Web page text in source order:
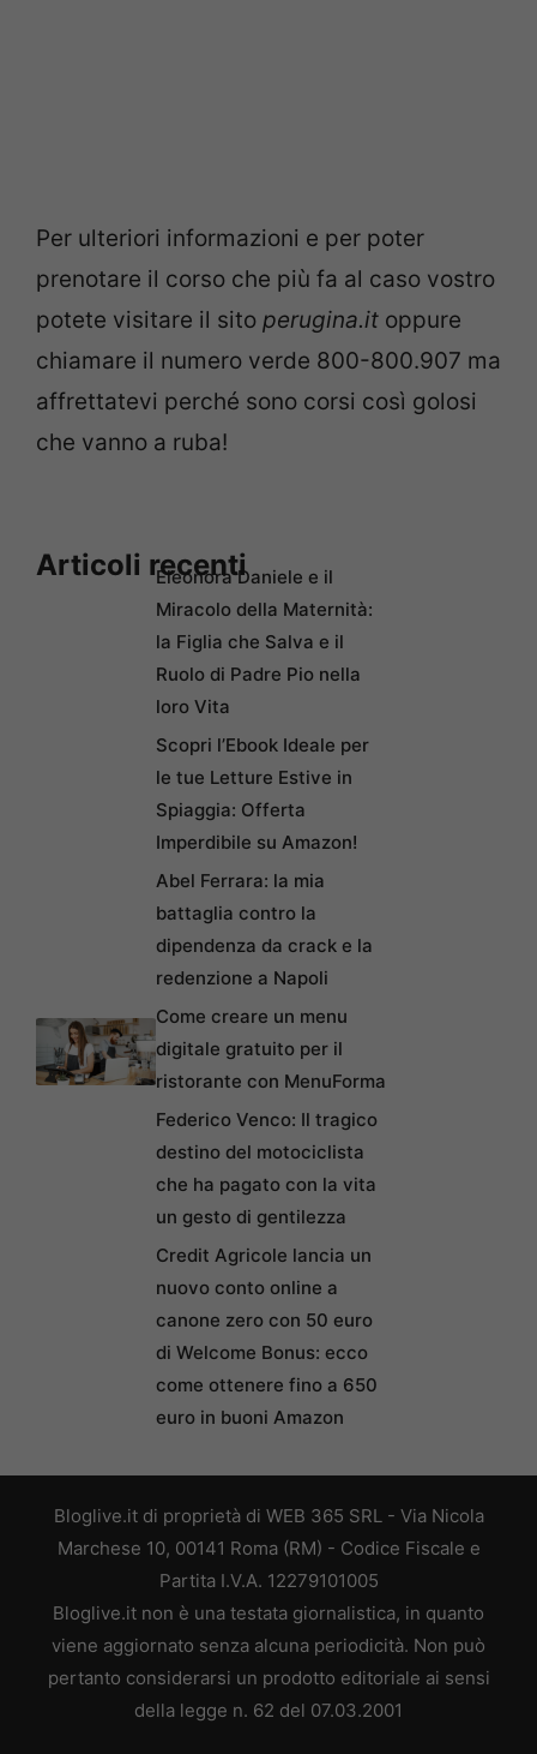
Per ulteriori informazioni e per poter
prenotare il corso che più fa al caso vostro
potete visitare il sito perugina.it oppure
chiamare il numero verde 800-800.907 ma
affrettatevi perché sono corsi così golosi
che vanno a ruba!
Articoli recentiEleonora Daniele e il
Miracolo della Maternità:
la Figlia che Salva e il
Ruolo di Padre Pio nella
loro Vita
Scopri l’Ebook Ideale per
le tue Letture Estive in
Spiaggia: Offerta
Imperdibile su Amazon!
Abel Ferrara: la mia
battaglia contro la
dipendenza da crack e la
redenzione a Napoli
Come creare un menu
digitale gratuito per il
ristorante con MenuForma
Federico Venco: Il tragico
destino del motociclista
che ha pagato con la vita
un gesto di gentilezza
Credit Agricole lancia un
nuovo conto online a
canone zero con 50 euro
di Welcome Bonus: ecco
come ottenere fino a 650
euro in buoni Amazon
Bloglive.it di proprietà di WEB 365 SRL - Via Nicola
Marchese 10, 00141 Roma (RM) - Codice Fiscale e
Partita I.V.A. 12279101005
Bloglive.it non è una testata giornalistica, in quanto
viene aggiornato senza alcuna periodicità. Non può
pertanto considerarsi un prodotto editoriale ai sensi
della legge n. 62 del 07.03.2001